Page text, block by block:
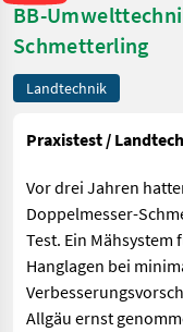
BB-
Schmetterling
Landtechnik
Praxistest /
Vor drei Jahren
Doppelmesser-
Test. Ein
Hanglagen bei
Allgäu ernst